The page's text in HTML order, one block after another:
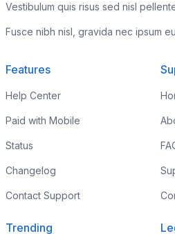
Vestibulum quis risus sed nisl
Fusce nibh nisl, gravida nec ipsum
Features
Help Center
Paid with Mobile
Status
Changelog
Contact Support
Trending